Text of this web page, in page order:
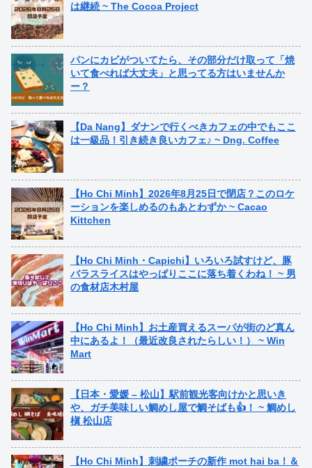
は継続 ~ The Cocoa Project
パンにカビがついてたら、その部分だけ取って「焼
いて食べれば大丈夫」と思ってる方はいませんか
ー？
【Da Nang】ダナンで行くべきカフェの中でもここ
は一級品！引き続き良いカフェ♪ ~ Dng. Coffee
【Ho Chi Minh】2026年8月25日で閉店？このロケ
ーションを楽しめるのもあとわずか ~ Cacao
Kittchen
【Ho Chi Minh・Capichi】いろいろ試すけど、豚
バラスライスはやっぱりここに落ち着くわね！ ~ 男
の食材店木村屋
【Ho Chi Minh】お土産買えるスーパが街のど真ん
中にあるよ！（最近改良されたらしい！） ~ Win
Mart
【日本・愛媛 – 松山】駅前観光客向けかと思いき
や、ガチ美味しい鯛めし屋で鯛そばも👍！ ~ 鯛めし
槇 松山店
【Ho Chi Minh】刺繍ポーチの新作 mot hai ba！＆